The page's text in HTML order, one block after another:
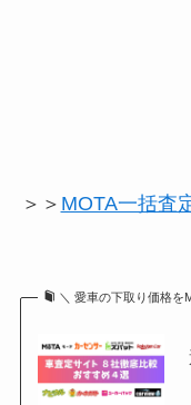
＞＞ MOTA一括査
＼ 愛車の下取り価格を